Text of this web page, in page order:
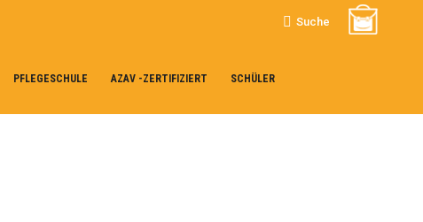
Search:
Suche
PFLEGESCHULE AZAV -ZERTIFIZIERT SCHÜLER